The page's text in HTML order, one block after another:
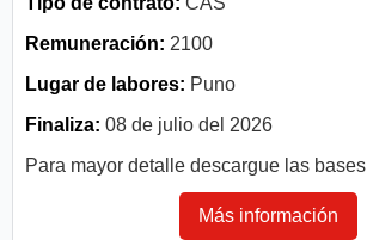
Remuneración: 2100
Lugar de labores: Puno
Finaliza: 08 de julio del 2026
Para mayor detalle descargue las bases
Más información